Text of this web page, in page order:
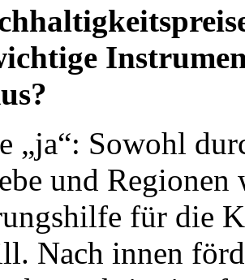
„ja“: Sowohl
und Regionen
für die
Nach innen